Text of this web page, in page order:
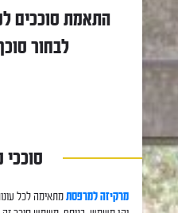
התאמת סוככים
לבחור
סוככי
מרקיזה למרפסתמתאימה לכל